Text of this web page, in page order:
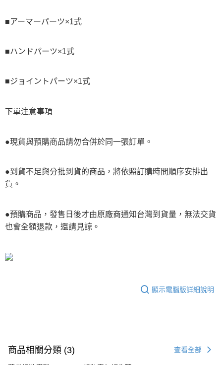
■アーマーパーツ×1式
■ハンドパーツ×1式
■ジョイントパーツ×1式
下單注意事項
●現貨與預購商品請勿合併於同一張訂單。
●到貨不足與分批到貨的商品，將依照訂購時間順序安排出
貨。
●預購商品，發售日後才由原廠商通知台灣到貨量，無法交貨
也會全額退款，還請見諒。
顯示電腦版詳細說明
商品相關分類 (3) 查看全部